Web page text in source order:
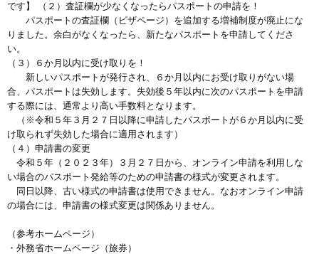
です】 （２）査証欄が少なくなったらパスポートの申請を！
パスポートの査証欄（ビザページ）を追加する増補制度が廃止にな
りました。余白がなくなったら、新たなパスポートを申請してくださ
い。
（３）６か月以内に受け取りを！
新しいパスポートが発行され、６か月以内にお受け取りがない場
合、パスポートは失効します。失効後５年以内に次のパスポートを申請
する際には、通常より高い手数料となります。
（※令和５年３月２７日以降に申請したパスポートが６か月以内に受
け取られず失効した場合に適用されます）
（４）申請書の変更
令和５年（２０２３年）３月２７日から、オンライン申請を利用しな
い場合のパスポート発給等のための申請書の様式が変更されます。
同日以降、古い様式の申請書は使用できません。なおオンライン申請
の場合には、申請書の様式変更は関係ありません。
（参考ホームページ）
・外務省ホームページ（旅券）